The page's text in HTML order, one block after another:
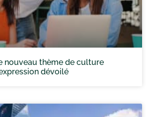
nouveau thème de culture
dévoilé